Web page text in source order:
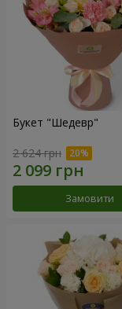
Букет "Шедевр"
2 624 грн
Замовити